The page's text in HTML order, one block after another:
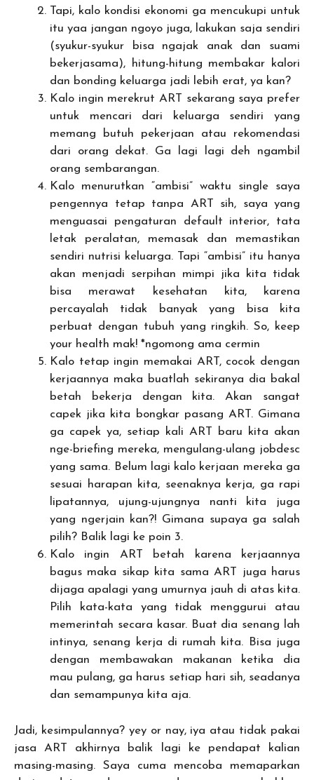
Tapi, kalo kondisi ekonomi ga mencukupi untuk
itu yaa jangan ngoyo juga, lakukan saja sendiri
(syukur-syukur bisa ngajak anak dan suami
bekerjasama), hitung-hitung membakar kalori
dan bonding keluarga jadi lebih erat, ya kan?
Kalo ingin merekrut ART sekarang saya prefer
untuk mencari dari keluarga sendiri yang
memang butuh pekerjaan atau rekomendasi
dari orang dekat. Ga lagi lagi deh ngambil
orang sembarangan.
Kalo menurutkan “ambisi” waktu single saya
pengennya tetap tanpa ART sih, saya yang
menguasai pengaturan default interior, tata
letak peralatan, memasak dan memastikan
sendiri nutrisi keluarga. Tapi “ambisi” itu hanya
akan menjadi serpihan mimpi jika kita tidak
bisa merawat kesehatan kita, karena
percayalah tidak banyak yang bisa kita
perbuat dengan tubuh yang ringkih. So, keep
your health mak! *ngomong ama cermin
Kalo tetap ingin memakai ART, cocok dengan
kerjaannya maka buatlah sekiranya dia bakal
betah bekerja dengan kita. Akan sangat
capek jika kita bongkar pasang ART. Gimana
ga capek ya, setiap kali ART baru kita akan
nge-briefing mereka, mengulang-ulang jobdesc
yang sama. Belum lagi kalo kerjaan mereka ga
sesuai harapan kita, seenaknya kerja, ga rapi
lipatannya, ujung-ujungnya nanti kita juga
yang ngerjain kan?! Gimana supaya ga salah
pilih? Balik lagi ke poin 3.
Kalo ingin ART betah karena kerjaannya
bagus maka sikap kita sama ART juga harus
dijaga apalagi yang umurnya jauh di atas kita.
Pilih kata-kata yang tidak menggurui atau
memerintah secara kasar. Buat dia senang lah
intinya, senang kerja di rumah kita. Bisa juga
dengan membawakan makanan ketika dia
mau pulang, ga harus setiap hari sih, seadanya
dan semampunya kita aja.
Jadi, kesimpulannya? yey or nay, iya atau tidak pakai
jasa ART akhirnya balik lagi ke pendapat kalian
masing-masing. Saya cuma mencoba memaparkan